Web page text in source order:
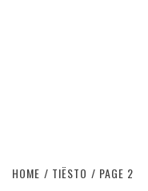
HOME TIËSTO PAGE 2